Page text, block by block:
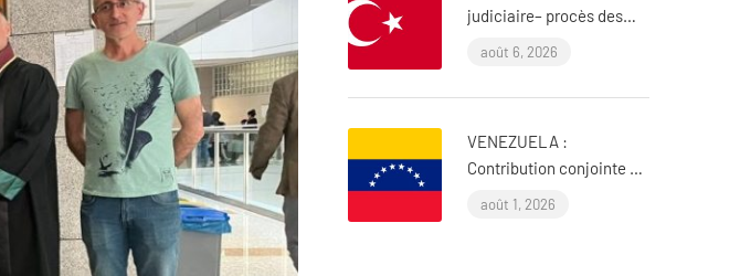
judiciaire– procès des
policiers ayant torturé
(Istanbul, Turquie)
août 6, 2026
VENEZUELA :
Contribution conjointe de
l’OIAD à l’examen
août 1, 2026